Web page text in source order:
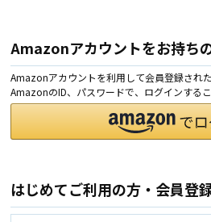
Amazonアカウントをお持ち
Amazonアカウントを利用して会員登録された
AmazonのID、パスワードで、ログインするこ
はじめてご利用の方・会員登